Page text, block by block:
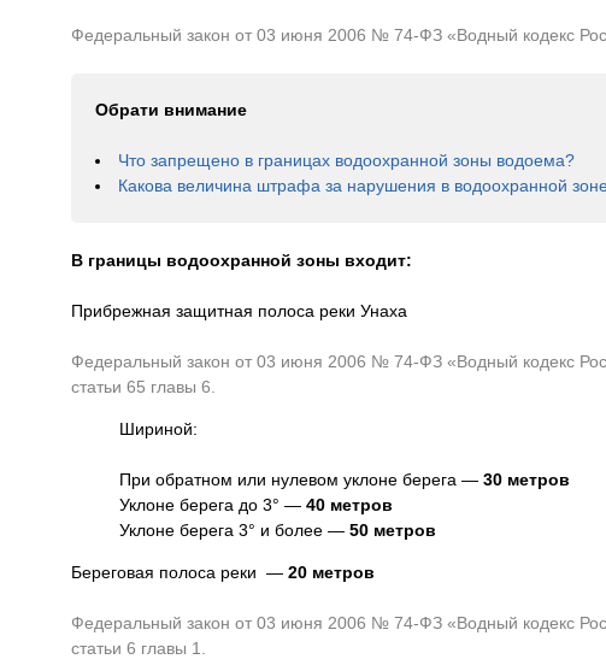
Федеральный закон от 03 июня 2006 № 74-ФЗ «Водный кодекс
Обрати внимание
Что запрещено в границах водоохранной зоны водоема?
Какова величина штрафа за нарушения в водоохранной
В границы водоохранной зоны входит:
Прибрежная защитная полоса реки Унаха
Федеральный закон от 03 июня 2006 № 74-ФЗ «Водный кодекс
статьи 65 главы 6.
Шириной:
При обратном или нулевом уклоне берега — 30 метров
Уклоне берега до 3° — 40 метров
Уклоне берега 3° и более — 50 метров
Береговая полоса реки — 20 метров
Федеральный закон от 03 июня 2006 № 74-ФЗ «Водный кодекс
статьи 6 главы 1.